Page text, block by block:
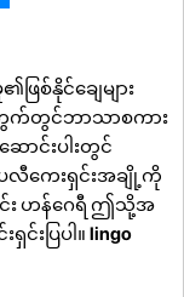
စ်နိုင်ချေများ
က်တွင်ဘာသာစကား
ာင်းပါးတွင်
ကေးရှင်းအချို့ကို
း ဟန်ဂေရီ ဤသို့အ
းပြပါ။ lingo